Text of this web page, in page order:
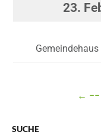
23.
← −−
SUCHE